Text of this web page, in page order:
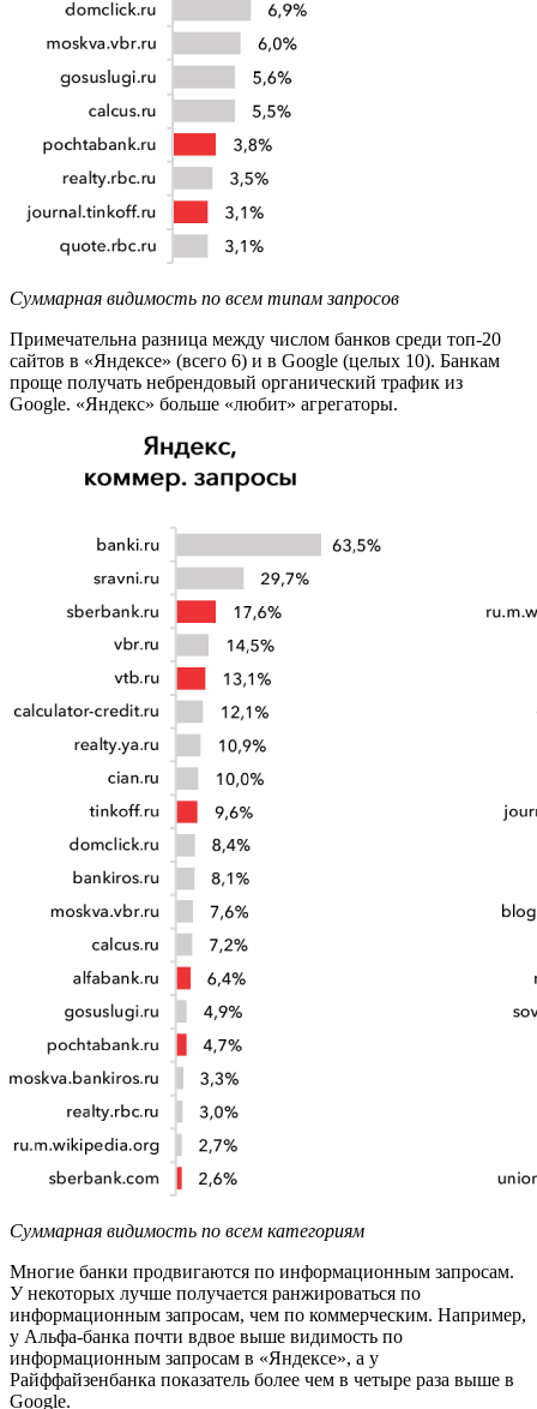
Суммарная видимость по всем типам запросов
Примечательна разница между числом банков среди топ-20
сайтов в «Яндексе» (всего 6) и в Google (целых 10). Банкам
проще получать небрендовый органический трафик из
Google. «Яндекс» больше «любит» агрегаторы.
Суммарная видимость по всем категориям
Многие банки продвигаются по информационным запросам.
У некоторых лучше получается ранжироваться по
информационным запросам, чем по коммерческим. Например,
у Альфа-банка почти вдвое выше видимость по
информационным запросам в «Яндексе», а у
Райффайзенбанка показатель более чем в четыре раза выше в
Google.